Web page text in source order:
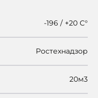
-196 / +20 С°
Ростехнадзор
20м3